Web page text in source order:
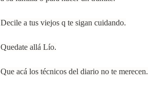
Decile a tus viejos q te sigan cuidando.
Quedate allá Lío.
Que acá los técnicos del diario no te merecen.